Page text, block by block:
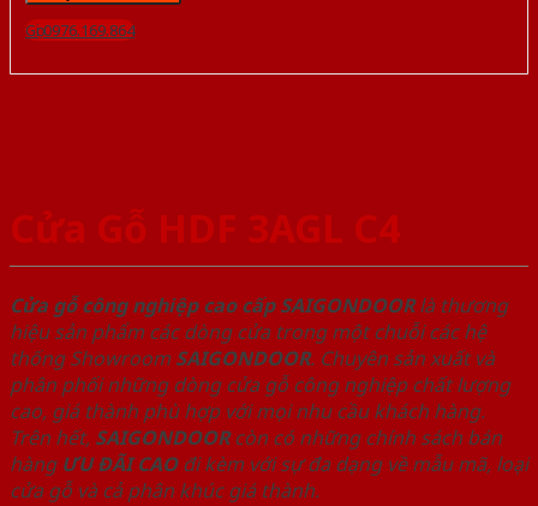
Gọi 0976.169.864
Cửa Gỗ HDF 3AGL C4
Cửa gỗ công nghiệp cao cấp SAIGONDOORlà thương
hiệu sản phẩm các dòng cửa trong một chuỗi các hệ
thống Showroom SAIGONDOOR. Chuyên sản xuất và
phân phối những dòng cửa gỗ công nghiệp chất lượng
cao, giá thành phù hợp với mọi nhu cầu khách hàng.
Trên hết, SAIGONDOORcòn có những chính sách bán
hàng ƯU ĐÃI CAOđi kèm với sự đa dạng về mẫu mã, loại
cửa gỗ và cả phân khúc giá thành.